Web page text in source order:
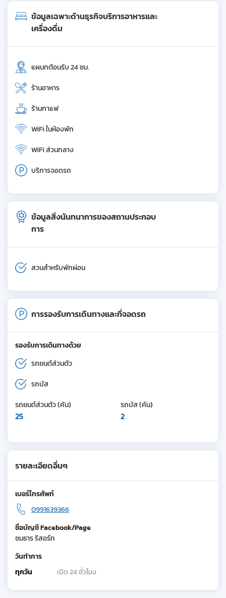
ข้อมูลเฉพาะด้านธุรกิจบริการอาหารและ
เครื่องดื่ม
แผนกต้อนรับ 24 ชม.
ร้านอาหาร
ร้านกาแฟ
WiFi ในห้องพัก
WiFi ส่วนกลาง
บริการจอดรถ
ข้อมูลสิ่งนันทนาการของสถานประกอบ
การ
สวนสำหรับพักผ่อน
การรองรับการเดินทางและที่จอดรถ
รองรับการเดินทางด้วย
รถยนต์ส่วนตัว
รถบัส
รถยนต์ส่วนตัว (คัน)
25
รถบัส (คัน)
2
รายละเอียดอื่นๆ
เบอร์โทรศัพท์
0991639366
ชื่อบัญชี Facebook/Page
ชมธาร รีสอร์ท
วันทำการ
ทุกวัน
เปิด 24 ชั่วโมง